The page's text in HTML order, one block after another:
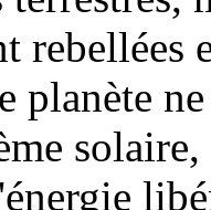
rebellées
planète